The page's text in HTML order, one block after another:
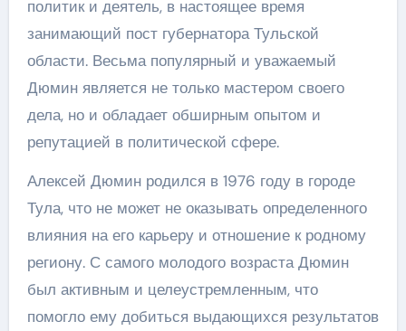
политик и деятель, в настоящее время
занимающий пост губернатора Тульской
области. Весьма популярный и уважаемый
Дюмин является не только мастером своего
дела, но и обладает обширным опытом и
репутацией в политической сфере.
Алексей Дюмин родился в 1976 году в городе
Тула, что не может не оказывать определенного
влияния на его карьеру и отношение к родному
региону. С самого молодого возраста Дюмин
был активным и целеустремленным, что
помогло ему добиться выдающихся результатов